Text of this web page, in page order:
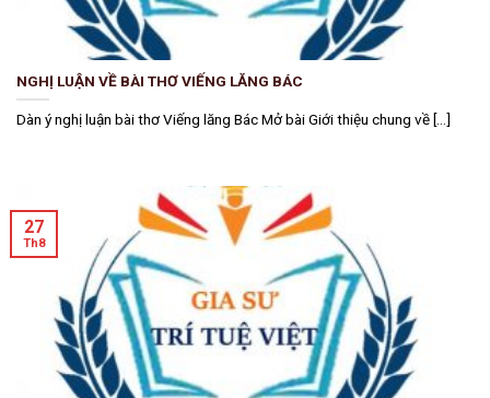
NGHỊ LUẬN VỀ BÀI THƠ VIẾNG LĂNG BÁC
Dàn ý nghị luận bài thơ Viếng lăng Bác Mở bài Giới thiệu chung về [...]
27
Th8